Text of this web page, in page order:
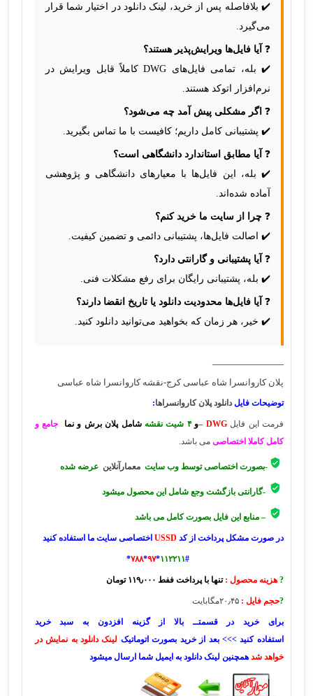
✔️ بلافاصله پس از خرید، لینک دانلود در اختیار شما قرار
می‌گیرد.
❓ آیا فایل‌ها ویرایش‌پذیر هستند؟
✔️ بله، تمامی فایل‌های DWG کاملاً قابل ویرایش در
نرم‌افزار اتوکد هستند.
❓ اگر مشکلی پیش آمد چه می‌شود؟
✔️ پشتیبانی کامل داریم؛ کافیست با ما تماس بگیرید.
❓ آیا مطابق استاندارد دانشگاهی است؟
✔️ بله، این فایل‌ها با معیارهای دانشگاهی و پژوهشی
آماده شده‌اند.
❓چرا از سایت ما خرید کنم؟
✔️ اصالت فایل‌ها، پشتیبانی دائمی و تضمین کیفیت.
❓ آیا پشتیبانی و گارانتی دارد؟
✔️ بله، پشتیبانی رایگان برای رفع مشکلات فنی.
❓ آیا فایل‌ها محدودیت دانلود یا تاریخ انقضا دارند؟
✔️ خیر، هر زمان که بخواهید می‌توانید دانلود کنید.
پلان کاروانسرا شاه عباسی کرج-نقشه کاروانسرا شاه عباسی
توضیحات فایلدانلود پلان کاروانسراها:
فرمت این فایلDWG – و۴ شیت نقشه شامل پلان برش و نما جامع و
کامل کاملا اختصاصیمی باشد.
-بصورت اختصاصی توسط وب سایتمعمارآنلاین عرضه شده
-گارانتی بازگشت وجع شامل این محصول میشود
– منابع این فایل بصورت کامل می باشد
در صورت مشکل پرداخت از کد USSD اختصاصی سایت ما استفاده کنید
*۷۸۸*۹۷*۱۱۲۲۱۱#
?هزینه محصول : تنها با پرداخت ففط ۱۱۹٫۰۰۰ تومان
?حجم فایل :۲۰٫۴۵مگابایت
برای خرید در قسمتــ بالا از گزینه افزدون به سبد خرید
استفاده کنید >>> بعد از خرید بصورت اتوماتیک لینک دانلود به نمایش در
خواهد شد همچنین لینک دانلود به ایمیل شما ارسال میشود